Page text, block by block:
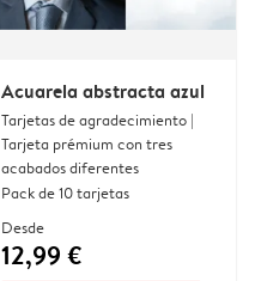
Acuarela abstracta azul
Tarjetas de agradecimiento |
Tarjeta prémium con tres
acabados diferentes
Pack de 10 tarjetas
Desde
12,99 €